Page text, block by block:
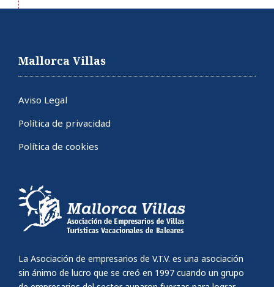
Mallorca Villas
Aviso Legal
Política de privacidad
Política de cookies
La Asociación de empresarios de V.T.V. es una asociación
sin ánimo de lucro que se creó en 1997 cuando un grupo